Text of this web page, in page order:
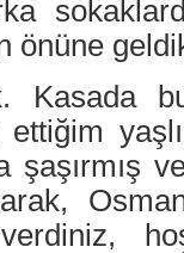
önüne
Kasada
şaşırmış
Osman